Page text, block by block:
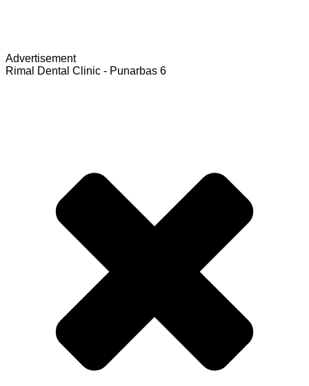
Advertisement
Rimal Dental Clinic - Punarbas 6